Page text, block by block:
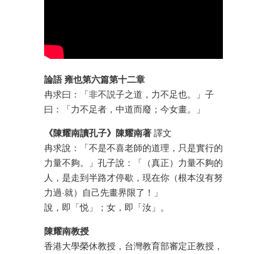
論語 雍也第六篇第十二章
冉求曰：「非不説子之道，力不足也。」子
曰：「力不足者，中道而廢；今女畫。」
《陳耀南讀孔子》陳耀南著 譯文
冉求說：「不是不喜老師的道理，只是實行的
力量不夠。」孔子說：「（真正）力量不夠的
人，是走到半路才停歇，現在你（根本沒有努
力過·就）自己先畫界限了！」
說，即「悦」；女，即「汝」。
陳耀南教授
香港大學榮休教授，台灣教育部審定正教授，